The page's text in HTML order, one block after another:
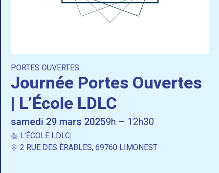
PORTES OUVERTES
Journée Portes Ouvertes
| L’École LDLC
samedi 29 mars 20259h – 12h30
L'ÉCOLE LDLC
2 RUE DES ÉRABLES, 69760 LIMONEST